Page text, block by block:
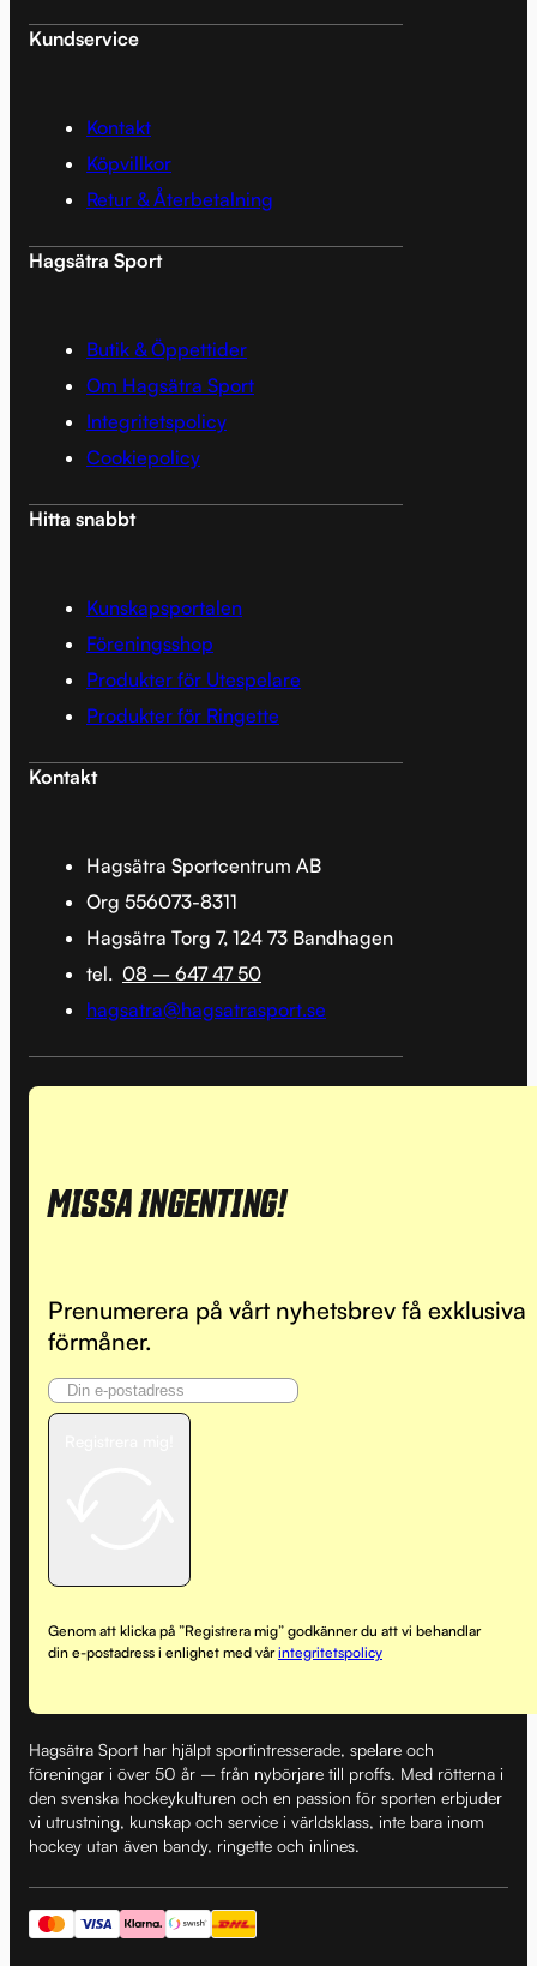
Kundservice
Kontakt
Köpvillkor
Retur & Återbetalning
Hagsätra Sport
Butik & Öppettider
Om Hagsätra Sport
Integritetspolicy
Cookiepolicy
Hitta snabbt
Kunskapsportalen
Föreningsshop
Produkter för Utespelare
Produkter för Ringette
Kontakt
Hagsätra Sportcentrum AB
Org 556073-8311
Hagsätra Torg 7, 124 73 Bandhagen
tel. 08 – 647 47 50
hagsatra@hagsatrasport.se
MISSA INGENTING!
Prenumerera på vårt nyhetsbrev få exklusiva
förmåner.
Genom att klicka på ”Registrera mig” godkänner du att vi behandlar
din e-postadress i enlighet med vårintegritetspolicy
Hagsätra Sport har hjälpt sportintresserade, spelare och
föreningar i över 50 år – från nybörjare till proffs. Med rötterna i
den svenska hockeykulturen och en passion för sporten erbjuder
vi utrustning, kunskap och service i världsklass, inte bara inom
hockey utan även bandy, ringette och inlines.